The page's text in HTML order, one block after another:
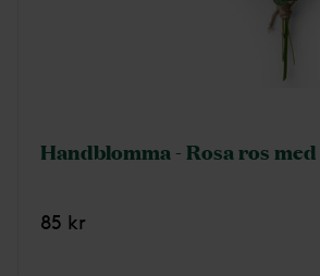
Handblomma - Rosa ros
85 kr